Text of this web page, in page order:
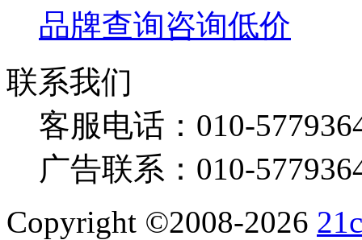
品牌查询咨询低价
联系我们
客服电话： 010-
广告联系： 010-
Copyright ©2008-2026